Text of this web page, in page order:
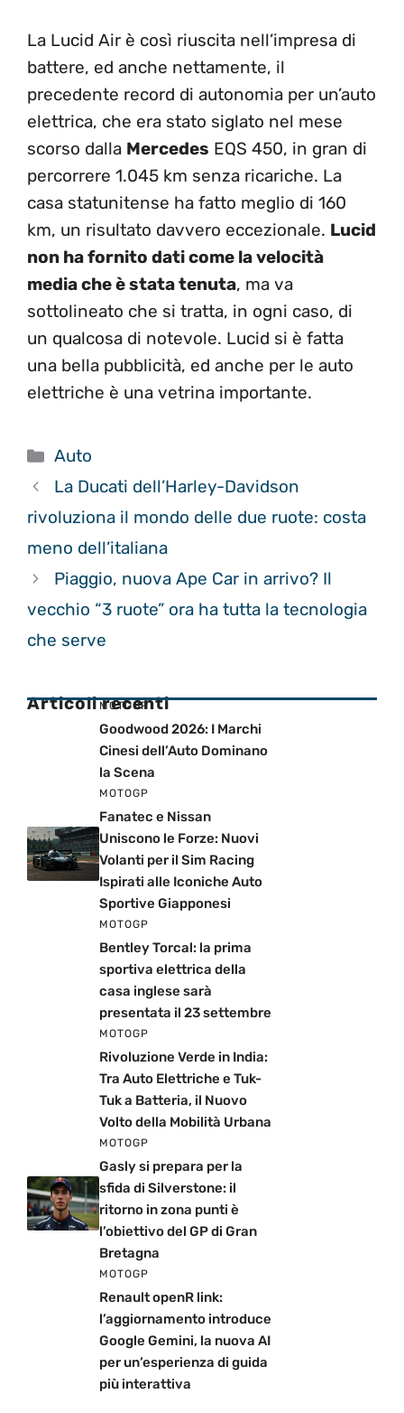
La Lucid Air è così riuscita nell’impresa di
battere, ed anche nettamente, il
precedente record di autonomia per un’auto
elettrica, che era stato siglato nel mese
scorso dalla Mercedes EQS 450, in gran di
percorrere 1.045 km senza ricariche. La
casa statunitense ha fatto meglio di 160
km, un risultato davvero eccezionale. Lucid
non ha fornito dati come la velocità
media che è stata tenuta, ma va
sottolineato che si tratta, in ogni caso, di
un qualcosa di notevole. Lucid si è fatta
una bella pubblicità, ed anche per le auto
elettriche è una vetrina importante.
Categorie
Auto
La Ducati dell’Harley-Davidson
rivoluziona il mondo delle due ruote: costa
meno dell’italiana
Piaggio, nuova Ape Car in arrivo? Il
vecchio “3 ruote” ora ha tutta la tecnologia
che serve
Articoli recenti
MOTOGP
Goodwood 2026: I Marchi
Cinesi dell’Auto Dominano
la Scena
MOTOGP
Fanatec e Nissan
Uniscono le Forze: Nuovi
Volanti per il Sim Racing
Ispirati alle Iconiche Auto
Sportive Giapponesi
MOTOGP
Bentley Torcal: la prima
sportiva elettrica della
casa inglese sarà
presentata il 23 settembre
MOTOGP
Rivoluzione Verde in India:
Tra Auto Elettriche e Tuk-
Tuk a Batteria, il Nuovo
Volto della Mobilità Urbana
MOTOGP
Gasly si prepara per la
sfida di Silverstone: il
ritorno in zona punti è
l’obiettivo del GP di Gran
Bretagna
MOTOGP
Renault openR link:
l’aggiornamento introduce
Google Gemini, la nuova AI
per un’esperienza di guida
più interattiva